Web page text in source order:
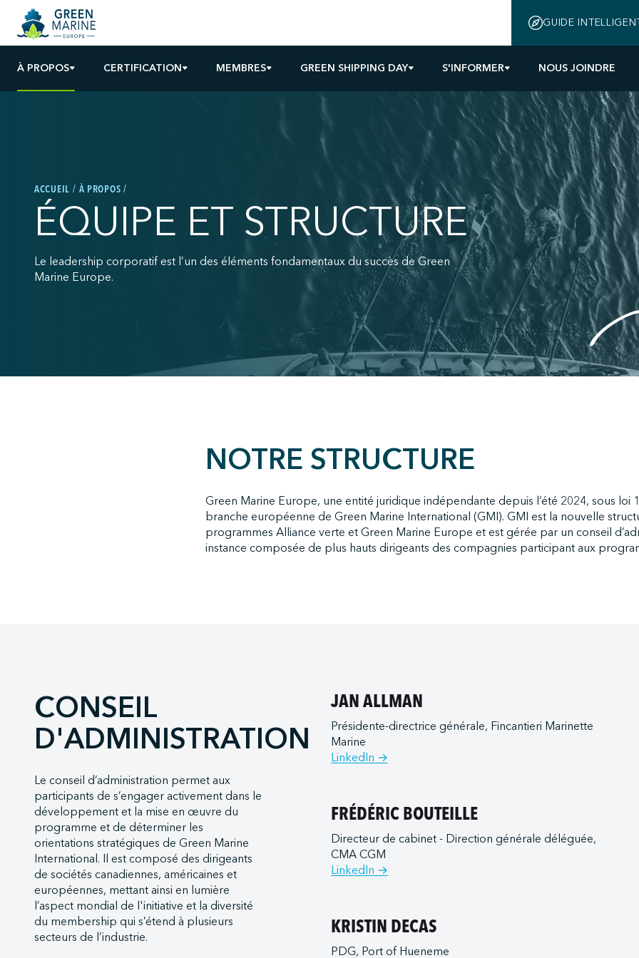
À PROPOS CERTIFICATION MEMBRES GREEN SHIPPING DAY S'INFORMER NOUS JOINDRE
GUIDE
ACCUEIL À PROPOS
ÉQUIPE ET STRUCTURE
Le leadership corporatif est l’un des éléments fondamentaux du succès de Green
Marine Europe.
NOTRE STRUCTURE
Green Marine Europe, une entité juridique indépendante depuis l’été 2024, sous loi
branche européenne de Green Marine International (GMI). GMI est la nouvelle
programmes Alliance verte et Green Marine Europe et est gérée par un conseil
instance composée de plus hauts dirigeants des compagnies participant aux
CONSEIL
D'ADMINISTRATION
Le conseil d’administration permet aux
participants de s’engager activement dans le
développement et la mise en œuvre du
programme et de déterminer les
orientations stratégiques de Green Marine
International. Il est composé des dirigeants
de sociétés canadiennes, américaines et
européennes, mettant ainsi en lumière
l’aspect mondial de l'initiative et la diversité
du membership qui s’étend à plusieurs
secteurs de l’industrie.
JAN ALLMAN
Présidente-directrice générale, Fincantieri Marinette
Marine
LinkedIn →
FRÉDÉRIC BOUTEILLE
Directeur de cabinet - Direction générale déléguée,
CMA CGM
LinkedIn →
KRISTIN DECAS
PDG, Port of Hueneme